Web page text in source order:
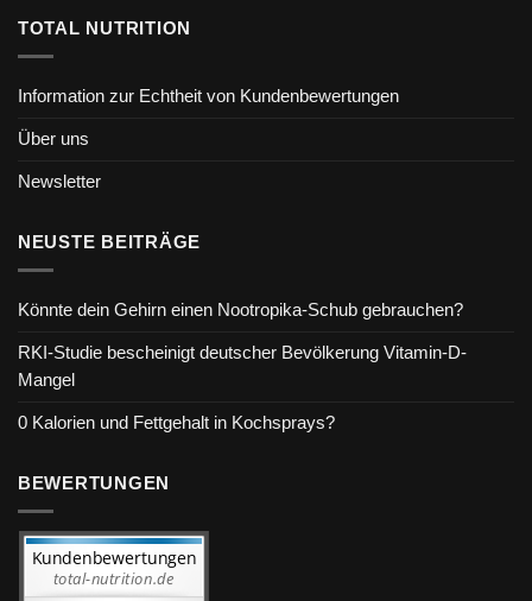
TOTAL NUTRITION
Information zur Echtheit von Kundenbewertungen
Über uns
Newsletter
NEUSTE BEITRÄGE
Könnte dein Gehirn einen Nootropika-Schub gebrauchen?
RKI-Studie bescheinigt deutscher Bevölkerung Vitamin-D-
Mangel
0 Kalorien und Fettgehalt in Kochsprays?
BEWERTUNGEN